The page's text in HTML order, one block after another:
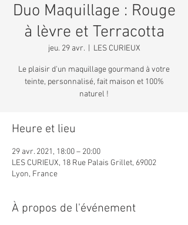
Duo Maquillage : Rouge
à lèvre et Terracotta
jeu. 29 avr.
  |
LES CURIEUX
Le plaisir d'un maquillage gourmand à votre
teinte, personnalisé, fait maison et 100%
naturel !
Heure et lieu
29 avr. 2021, 18:00 – 20:00
LES CURIEUX, 18 Rue Palais Grillet, 69002
Lyon, France
À propos de l'événement